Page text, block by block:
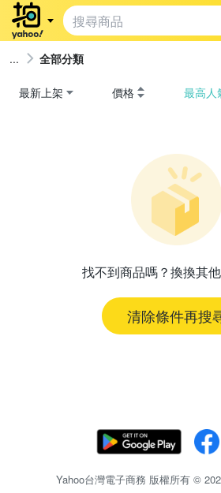
全部分類
最新上架 價格 最高人
找不到商品嗎？換換其
清除條件再搜
Yahoo台灣電子商務 版權所有 ©